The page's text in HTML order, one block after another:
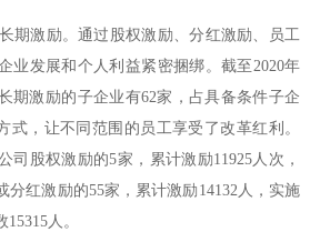
激励。通过股权激励、分红激励、员工
业发展和个人利益紧密捆绑。截至2020年
期激励的子企业有62家，占具备条件子企
式，让不同范围的员工享受了改革红利。
司股权激励的5家，累计激励11925人次，
分红激励的55家，累计激励14132人，实施
人。